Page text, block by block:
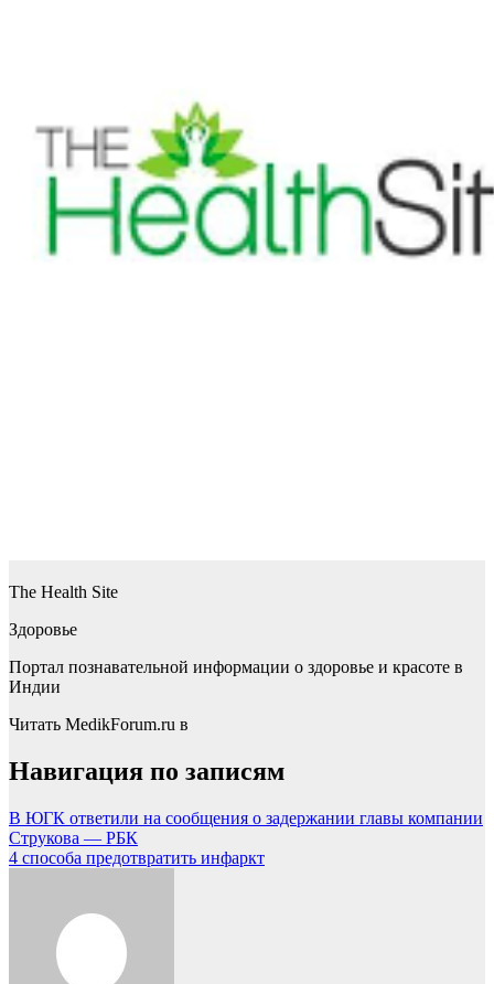
The Health Site
Здоровье
Портал познавательной информации о здоровье и красоте в
Индии
Читать MedikForum.ru в
Навигация по записям
В ЮГК ответили на сообщения о задержании главы компании
Струкова — РБК
4 способа предотвратить инфаркт